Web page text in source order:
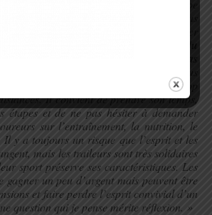
puissent éviter de se griller trop
Il convient de prendre son temps,
étapes et de ne pas hésiter à demander
sur l’entraînement, la nutrition, le
Il y a toujours un risque que l’esprit et les
mais les traileurs sont très solidaires
sport préserve ses caractéristiques. Les
gagner un peu d’argent mais peuvent être
et faire perdre l’esprit convivial d’un
question qui je pense mérite réflexion. »